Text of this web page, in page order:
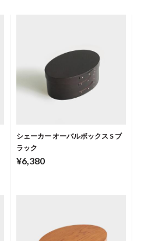
シェーカー オーバルボックス S ブ
ラック
¥6,380